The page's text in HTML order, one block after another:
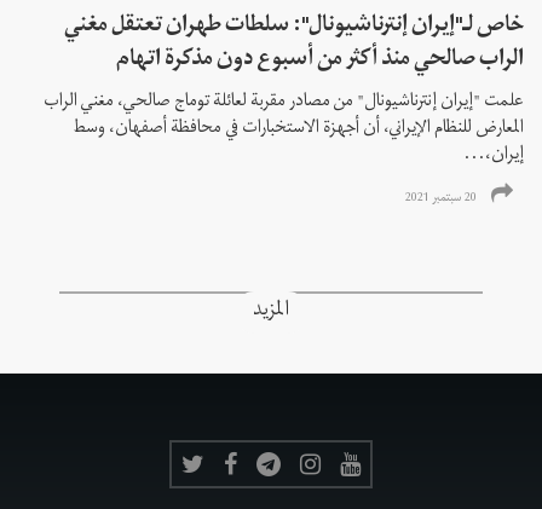
خاص لـ"إيران إنترناشيونال": سلطات طهران تعتقل مغني
الراب صالحي منذ أكثر من أسبوع دون مذكرة اتهام
علمت "إيران إنترناشيونال" من مصادر مقربة لعائلة توماج صالحي، مغني الراب
المعارض للنظام الإيراني، أن أجهزة الاستخبارات في محافظة أصفهان، وسط
إيران،...
20 سبتمبر 2021
المزيد